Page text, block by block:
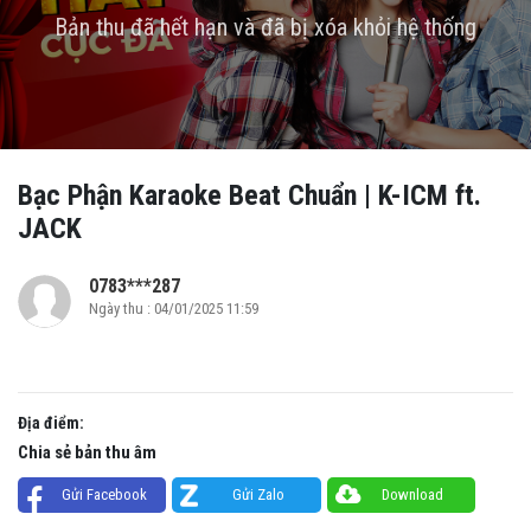
Bản thu đã hết hạn và đã bị xóa khỏi hệ thống
Bạc Phận Karaoke Beat Chuẩn | K-ICM ft.
JACK
0783***287
Ngày thu : 04/01/2025 11:59
Địa điểm:
Chia sẻ bản thu âm
Gửi Facebook Gửi Zalo Download